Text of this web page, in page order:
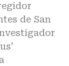
de San